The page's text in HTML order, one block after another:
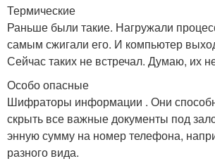
Термические
Раньше были такие. Нагружали
самым сжигали его. И компьютер
Сейчас таких не встречал. Думаю, их
Особо опасные
Шифраторы информации . Они
скрыть все важные документы под
энную сумму на номер телефона,
разного вида.